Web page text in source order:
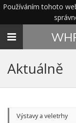
Používáním tohoto
Toggle
Aktuálně
Výstavy a veletrhy